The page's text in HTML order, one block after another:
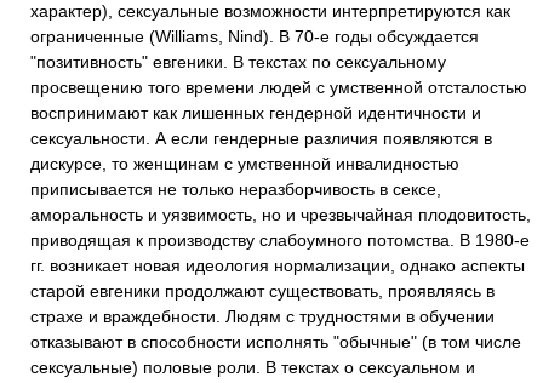
характер), сексуальные возможности интерпретируются как
ограниченные (Williams, Nind). В 70-е годы обсуждается
"позитивность" евгеники. В текстах по сексуальному
просвещению того времени людей с умственной отсталостью
воспринимают как лишенных гендерной идентичности и
сексуальности. А если гендерные различия появляются в
дискурсе, то женщинам с умственной инвалидностью
приписывается не только неразборчивость в сексе,
аморальность и уязвимость, но и чрезвычайная плодовитость,
приводящая к производству слабоумного потомства. В 1980-е
гг. возникает новая идеология нормализации, однако аспекты
старой евгеники продолжают существовать, проявляясь в
страхе и враждебности. Людям с трудностями в обучении
отказывают в способности исполнять "обычные" (в том числе
сексуальные) половые роли. В текстах о сексуальном и